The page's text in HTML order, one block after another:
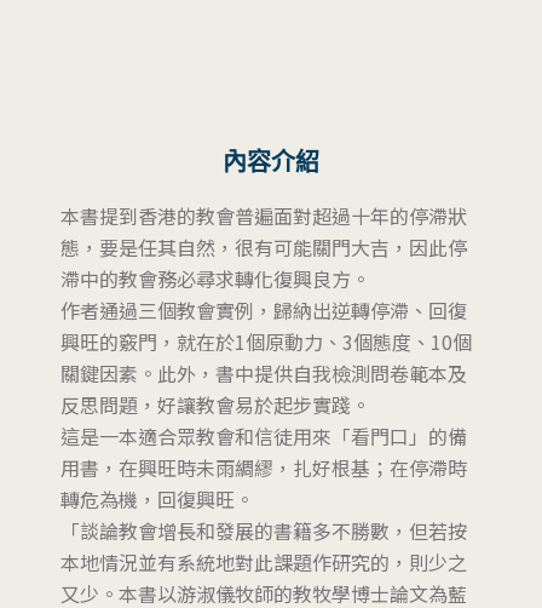
內容介紹
本書提到香港的教會普遍面對超過十年的停滯狀
態，要是任其自然，很有可能關門大吉，因此停
滯中的教會務必尋求轉化復興良方。
作者通過三個教會實例，歸納出逆轉停滯、回復
興旺的竅門，就在於1個原動力、3個態度、10個
關鍵因素。此外，書中提供自我檢測問卷範本及
反思問題，好讓教會易於起步實踐。
這是一本適合眾教會和信徒用來「看門口」的備
用書，在興旺時未雨綢繆，扎好根基；在停滯時
轉危為機，回復興旺。
「談論教會增長和發展的書籍多不勝數，但若按
本地情況並有系統地對此課題作研究的，則少之
又少。本書以游淑儀牧師的教牧學博士論文為藍